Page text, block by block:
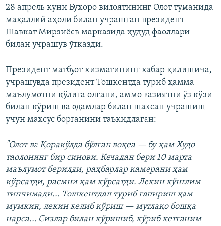
28 апрель куни Бухоро вилоятининг Олот туманида
маҳаллий аҳоли билан учрашган президент
Шавкат Мирзиёев марказида ҳудуд фаоллари
билан учрашув ўтказди.
Президент матбуот хизматининг хабар қилишича,
учрашувда президент Тошкентда туриб ҳамма
маълумотни қўлига олгани, аммо вазиятни ўз кўзи
билан кўриш ва одамлар билан шахсан учрашиш
учун махсус борганини таъкидлаган:
"Олот ва Қоракўлда бўлган воқеа — бу ҳам Худо
таолонинг бир синови. Кечадан бери 10 марта
маълумот берилди, раҳбарлар камерани ҳам
кўрсатди, расмни ҳам кўрсатди. Лекин кўнглим
тинчимади... Тошкентдан туриб гапириш ҳам
мумкин, лекин келиб кўриш — мутлақо бошқа
нарса... Сизлар билан кўришиб, кўриб кетганим